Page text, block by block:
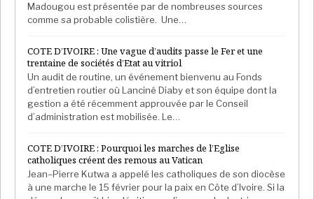
Madougou est présentée par de nombreuses sources
comme sa probable colistière. Une…
COTE D’IVOIRE : Une vague d’audits passe le Fer et une
trentaine de sociétés d’Etat au vitriol
Un audit de routine, un événement bienvenu au Fonds
d’entretien routier où Lanciné Diaby et son équipe dont la
gestion a été récemment approuvée par le Conseil
d’administration est mobilisée. Le…
COTE D’IVOIRE : Pourquoi les marches de l’Eglise
catholiques créent des remous au Vatican
Jean–Pierre Kutwa a appelé les catholiques de son diocèse
à une marche le 15 février pour la paix en Côte d’Ivoire. Si la